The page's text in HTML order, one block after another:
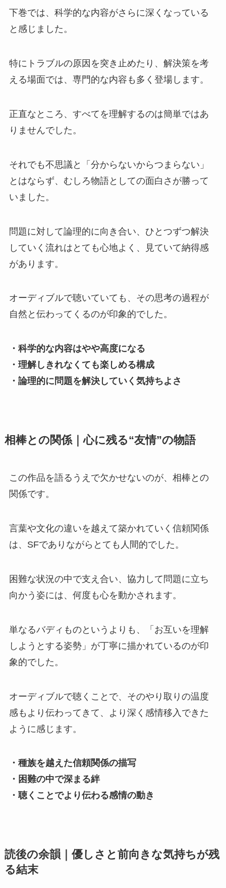
下巻では、科学的な内容がさらに深くなっている
と感じました。
特にトラブルの原因を突き止めたり、解決策を考
える場面では、専門的な内容も多く登場します。
正直なところ、すべてを理解するのは簡単ではあ
りませんでした。
それでも不思議と「分からないからつまらない」
とはならず、むしろ物語としての面白さが勝って
いました。
問題に対して論理的に向き合い、ひとつずつ解決
していく流れはとても心地よく、見ていて納得感
があります。
オーディブルで聴いていても、その思考の過程が
自然と伝わってくるのが印象的でした。
・科学的な内容はやや高度になる
・理解しきれなくても楽しめる構成
・論理的に問題を解決していく気持ちよさ
相棒との関係｜心に残る“友情”の物語
この作品を語るうえで欠かせないのが、相棒との
関係です。
言葉や文化の違いを越えて築かれていく信頼関係
は、SFでありながらとても人間的でした。
困難な状況の中で支え合い、協力して問題に立ち
向かう姿には、何度も心を動かされます。
単なるバディものというよりも、「お互いを理解
しようとする姿勢」が丁寧に描かれているのが印
象的でした。
オーディブルで聴くことで、そのやり取りの温度
感もより伝わってきて、より深く感情移入できた
ように感じます。
・種族を越えた信頼関係の描写
・困難の中で深まる絆
・聴くことでより伝わる感情の動き
読後の余韻｜優しさと前向きな気持ちが残
る結末